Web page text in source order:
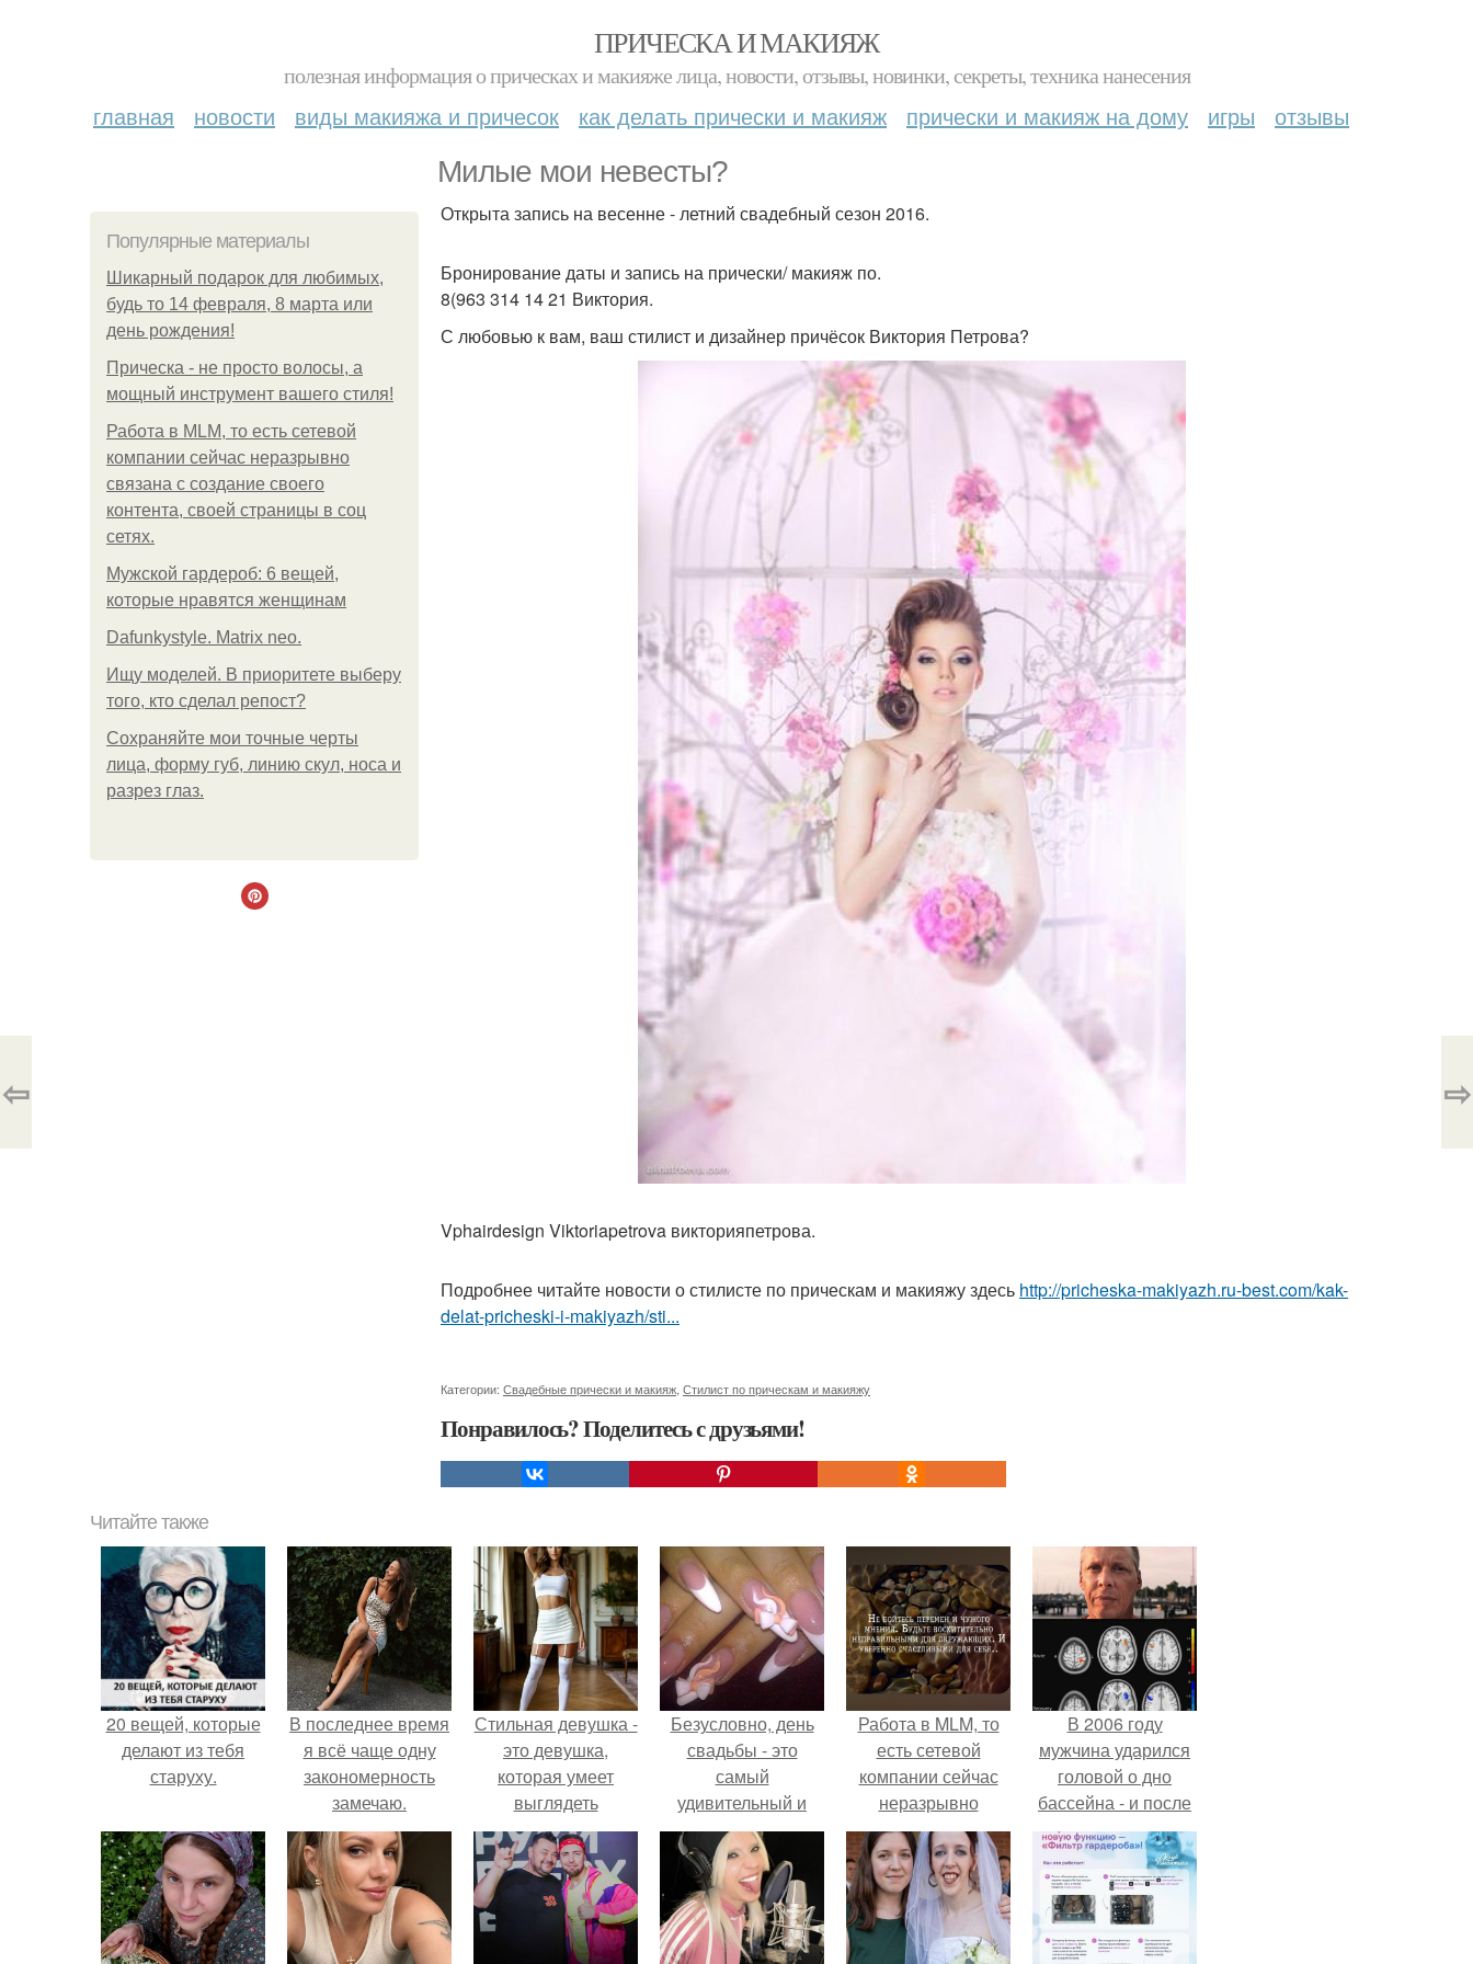
ПРИЧЕСКА И МАКИЯЖ
полезная информация о прическах и макияже лица, новости, отзывы, новинки, секреты, техника нанесения
главная новости виды макияжа и причесок как делать прически и макияж прически и макияж на дому игры отзывы
Милые мои невесты?
Популярные материалы
Шикарный подарок для любимых,
будь то 14 февраля, 8 марта или
день рождения!
Прическа - не просто волосы, а
мощный инструмент вашего стиля!
Работа в MLM, то есть сетевой
компании сейчас неразрывно
связана с создание своего
контента, своей страницы в соц
сетях.
Мужской гардероб: 6 вещей,
которые нравятся женщинам
Dafunkystyle. Matrix neo.
Ищу моделей. В приоритете выберу
того, кто сделал репост?
Сохраняйте мои точные черты
лица, форму губ, линию скул, носа и
разрез глаз.
Открыта запись на весенне - летний свадебный сезон 2016.
Бронирование даты и запись на прически/ макияж по.
8(963 314 14 21 Виктория.
С любовью к вам, ваш стилист и дизайнер причёсок Виктория Петрова?
Vphairdesign Viktoriapetrova викторияпетрова.
Подробнее читайте новости о стилисте по прическам и макияжу здесь http://pricheska-makiyazh.ru-best.com/kak-
delat-pricheski-i-makiyazh/sti...
Категории: Свадебные прически и макияж Стилист по прическам и макияжу
Понравилось? Поделитесь с друзьями!
⇦ ⇨
Читайте также
20 вещей, которые
делают из тебя
старуху.
В последнее время
я всё чаще одну
закономерность
замечаю.
Стильная девушка -
это девушка,
которая умеет
выглядеть
привлекательно и
элегантно в любои
ситуации.
Безусловно, день
свадьбы - это
самый
удивительный и
долгожданный
момент в жизни
каждой женщины.
Работа в MLM, то
есть сетевой
компании сейчас
неразрывно
связана с создание
своего контента,
своей страницы в
соц сетях.
В 2006 году
мужчина ударился
головой о дно
бассейна - и после
этого его жизнь
изменилась самым
странным образом.